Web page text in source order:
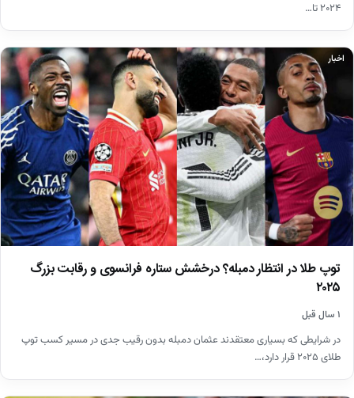
۲۰۲۴ تا…
اخبار
توپ طلا در انتظار دمبله؟ درخشش ستاره فرانسوی و رقابت بزرگ
۲۰۲۵
۱ سال قبل
در شرایطی که بسیاری معتقدند عثمان دمبله بدون رقیب جدی در مسیر کسب توپ
طلای ۲۰۲۵ قرار دارد،…